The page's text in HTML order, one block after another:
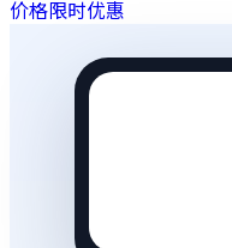
价格限时优惠